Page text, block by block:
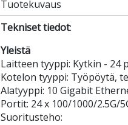
Tuotekuvaus
Tekniset tiedot:
Yleistä
Laitteen tyyppi: Kytkin - 24
Kotelon tyyppi: Työpöytä,
Alatyyppi: 10 Gigabit
Portit: 24 x 100/1000/2.5G/
Suoritusteho: